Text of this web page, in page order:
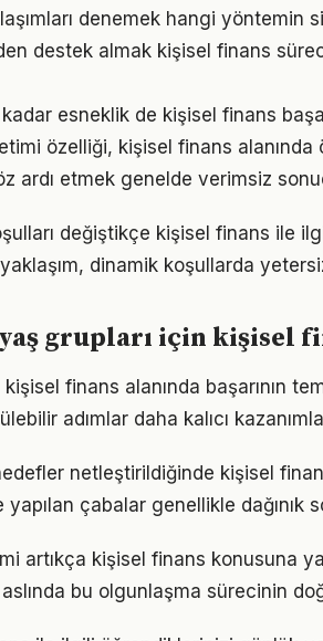
denemek hangi yöntemin
destek almak kişisel finans
esneklik de kişisel finans
özelliği, kişisel finans alanında
ardı etmek genelde verimsiz
değiştikçe kişisel finans ile
dinamik koşullarda
grupları için kişisel
finans alanında başarının
adımlar daha kalıcı
netleştirildiğinde kişisel
yapılan çabalar genellikle dağınık
artıkça kişisel finans konusuna
aslında bu olgunlaşma sürecinin